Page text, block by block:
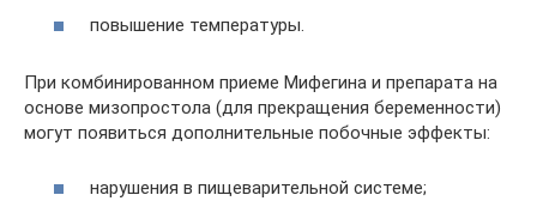
повышение температуры.
При комбинированном приеме Мифегина и препарата на
основе мизопростола (для прекращения беременности)
могут появиться дополнительные побочные эффекты:
нарушения в пищеварительной системе;